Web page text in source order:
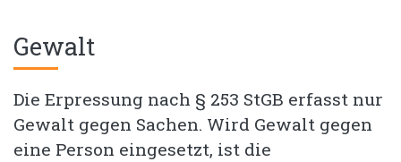
Gewalt
Die Erpressung nach § 253 StGB erfasst nur
Gewalt gegen Sachen. Wird Gewalt gegen
eine Person eingesetzt, ist die